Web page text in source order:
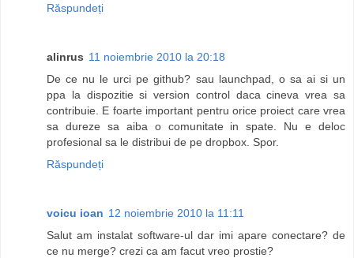
Răspundeți
alinrus 11 noiembrie 2010 la 20:18
De ce nu le urci pe github? sau launchpad, o sa ai si un
ppa la dispozitie si version control daca cineva vrea sa
contribuie. E foarte important pentru orice proiect care vrea
sa dureze sa aiba o comunitate in spate. Nu e deloc
profesional sa le distribui de pe dropbox. Spor.
Răspundeți
voicu ioan 12 noiembrie 2010 la 11:11
Salut am instalat software-ul dar imi apare conectare? de
ce nu merge? crezi ca am facut vreo prostie?